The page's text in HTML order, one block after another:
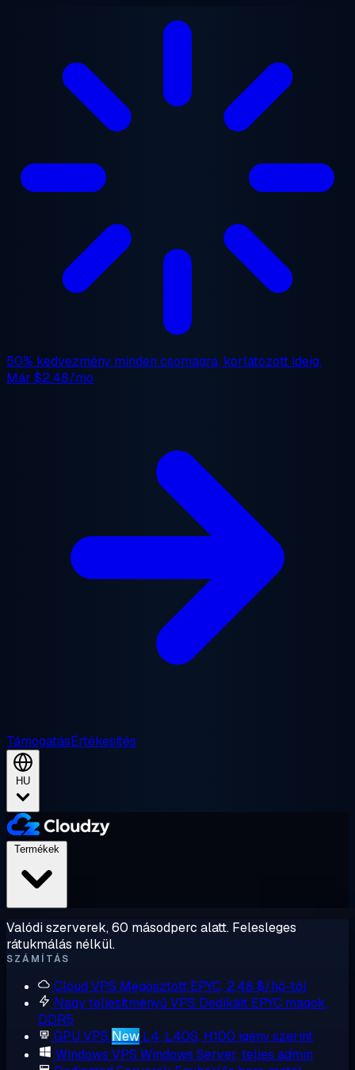
50% kedvezmény minden csomagra, korlátozott ideig.
Már $2.48/mo
TámogatásÉrtékesítés
HU
Valódi szerverek, 60 másodperc alatt. Felesleges
rátukmálás nélkül.
SZÁMÍTÁS
Cloud VPS Megosztott EPYC, 2,48 $/hó-tól
Nagy teljesítményű VPS Dedikált EPYC magok,
DDR5
GPU VPS New L4, L40S, H100 igény szerint
Windows VPS Windows Server, teljes admin